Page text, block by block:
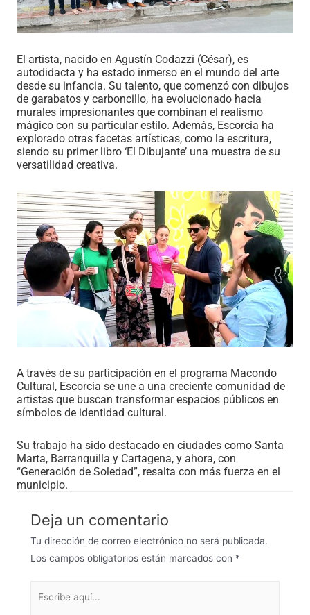
El artista, nacido en Agustín Codazzi (César), es
autodidacta y ha estado inmerso en el mundo del arte
desde su infancia. Su talento, que comenzó con dibujos
de garabatos y carboncillo, ha evolucionado hacia
murales impresionantes que combinan el realismo
mágico con su particular estilo. Además, Escorcia ha
explorado otras facetas artísticas, como la escritura,
siendo su primer libro ‘El Dibujante’ una muestra de su
versatilidad creativa.
A través de su participación en el programa Macondo
Cultural, Escorcia se une a una creciente comunidad de
artistas que buscan transformar espacios públicos en
símbolos de identidad cultural.
Su trabajo ha sido destacado en ciudades como Santa
Marta, Barranquilla y Cartagena, y ahora, con
“Generación de Soledad”, resalta con más fuerza en el
municipio.
Deja un comentario
Tu dirección de correo electrónico no será publicada.
Los campos obligatorios están marcados con *